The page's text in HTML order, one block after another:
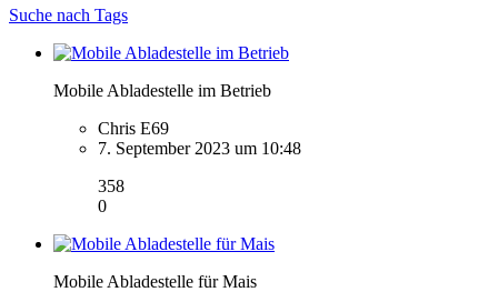
Suche nach Tags
Mobile Abladestelle im Betrieb
Chris E69
7. September 2023 um 10:48
358
0
Mobile Abladestelle für Mais